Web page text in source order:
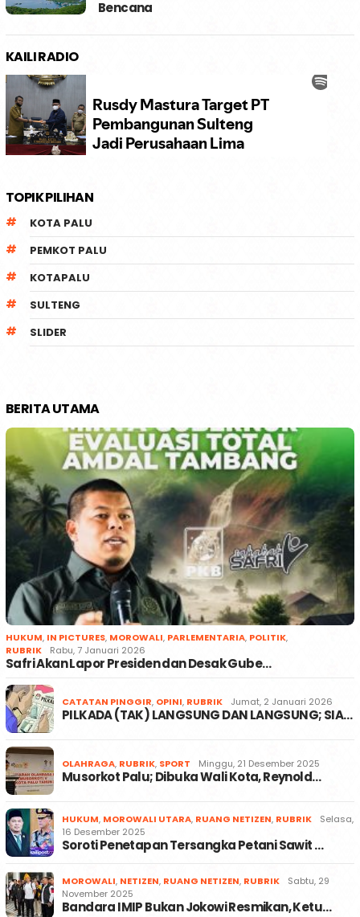
Bencana
KAILI RADIO
TOPIK PILIHAN
KOTA PALU
PEMKOT PALU
KOTAPALU
SULTENG
SLIDER
BERITA UTAMA
HUKUM, IN PICTURES, MOROWALI, PARLEMENTARIA, POLITIK,
RUBRIK
Rabu, 7 Januari 2026
Safri Akan Lapor Presiden dan Desak Gube…
CATATAN PINGGIR, OPINI, RUBRIK Jumat, 2 Januari 2026
PILKADA (TAK) LANGSUNG DAN LANGSUNG; SIA…
OLAHRAGA, RUBRIK, SPORT Minggu, 21 Desember 2025
Musorkot Palu; Dibuka Wali Kota, Reynold…
HUKUM, MOROWALI UTARA, RUANG NETIZEN, RUBRIK
Selasa,
16 Desember 2025
Soroti Penetapan Tersangka Petani Sawit …
MOROWALI, NETIZEN, RUANG NETIZEN, RUBRIK
Sabtu, 29
November 2025
Bandara IMIP Bukan Jokowi Resmikan, Ketu…